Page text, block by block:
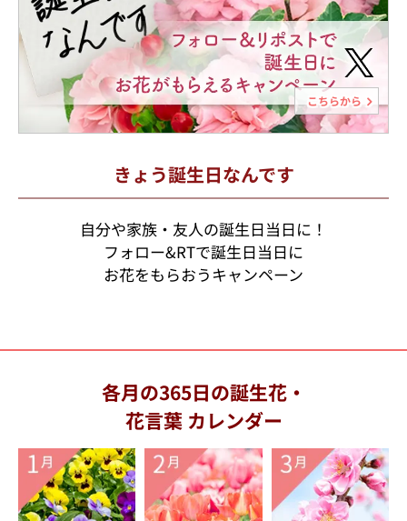
こちらから
きょう誕生日なんです
自分や家族・友人の誕生日当日に！
フォロー&RTで誕生日当日に
お花をもらおうキャンペーン
各月の365日の誕生花・
花言葉 カレンダー